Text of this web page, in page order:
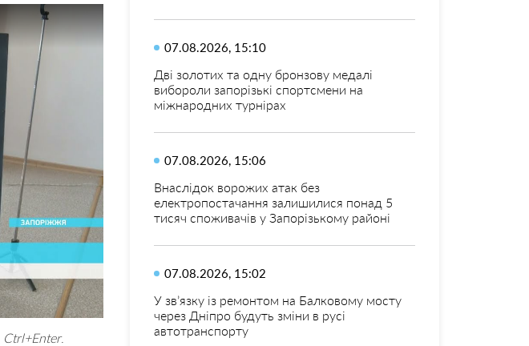
Ctrl+Enter.
07.08.2026, 15:10
Дві золотих та одну бронзову медалі
вибороли запорізькі спортсмени на
міжнародних турнірах
07.08.2026, 15:06
Внаслідок ворожих атак без
електропостачання залишилися понад 5
тисяч споживачів у Запорізькому районі
07.08.2026, 15:02
У зв’язку із ремонтом на Балковому мосту
через Дніпро будуть зміни в русі
автотранспорту